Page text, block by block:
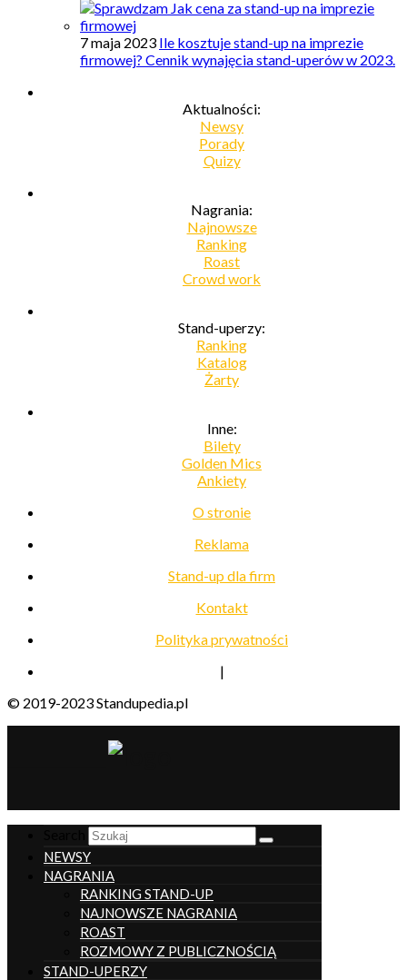
7 maja 2023 Ile kosztuje stand-up na imprezie
firmowej? Cennik wynajęcia stand-uperów w 2023.
Aktualności:
Newsy
Porady
Quizy
Nagrania:
Najnowsze
Ranking
Roast
Crowd work
Stand-uperzy:
Ranking
Katalog
Żarty
Inne:
Bilety
Golden Mics
Ankiety
O stronie
Reklama
Stand-up dla firm
Kontakt
Polityka prywatności
|
© 2019-2023 Standupedia.pl
NEWSY
NAGRANIA
RANKING STAND-UP
NAJNOWSZE NAGRANIA
ROAST
ROZMOWY Z PUBLICZNOŚCIĄ
STAND-UPERZY